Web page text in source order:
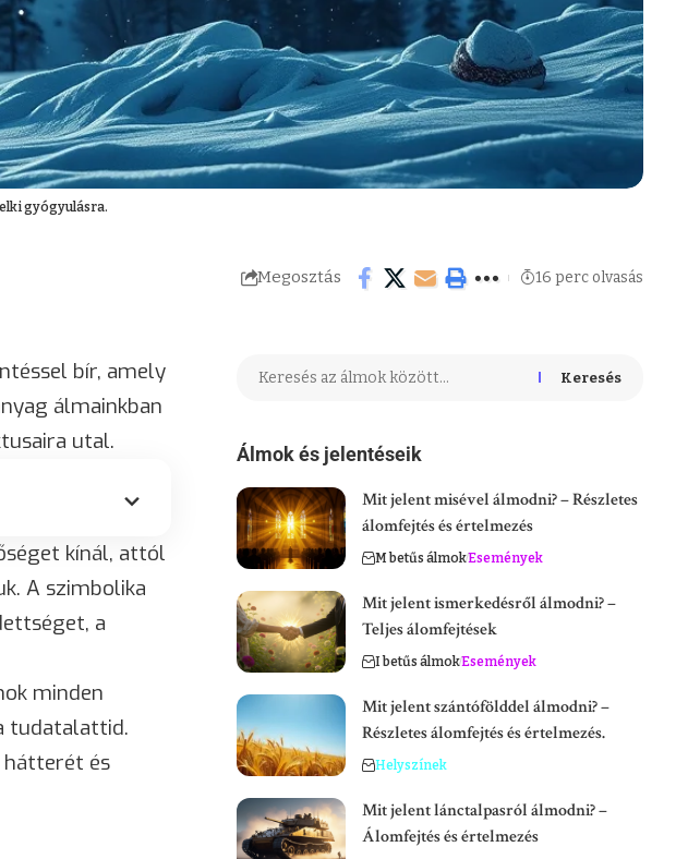
gyógyulásra.
Megosztás 16 perc olvasás
bír, amely
álmainkban
utal.
kínál, attól
A szimbolika
a
minden
tudatalattid.
hátterét és
Keresés
Álmok és jelentéseik
Mit jelent misével álmodni? – Részletes
álomfejtés és értelmezés
M betűs álmokEsemények
Mit jelent ismerkedésről álmodni? –
Teljes álomfejtések
I betűs álmokEsemények
Mit jelent szántófölddel álmodni? –
Részletes álomfejtés és értelmezés.
Helyszínek
Mit jelent lánctalpasról álmodni? –
Álomfejtés és értelmezés